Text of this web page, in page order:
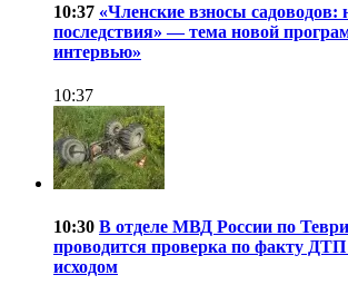
10:37 «Членские взносы садоводов:
последствия» — тема новой
интервью»
10:37
10:30 В отделе МВД России по
проводится проверка по факту
исходом